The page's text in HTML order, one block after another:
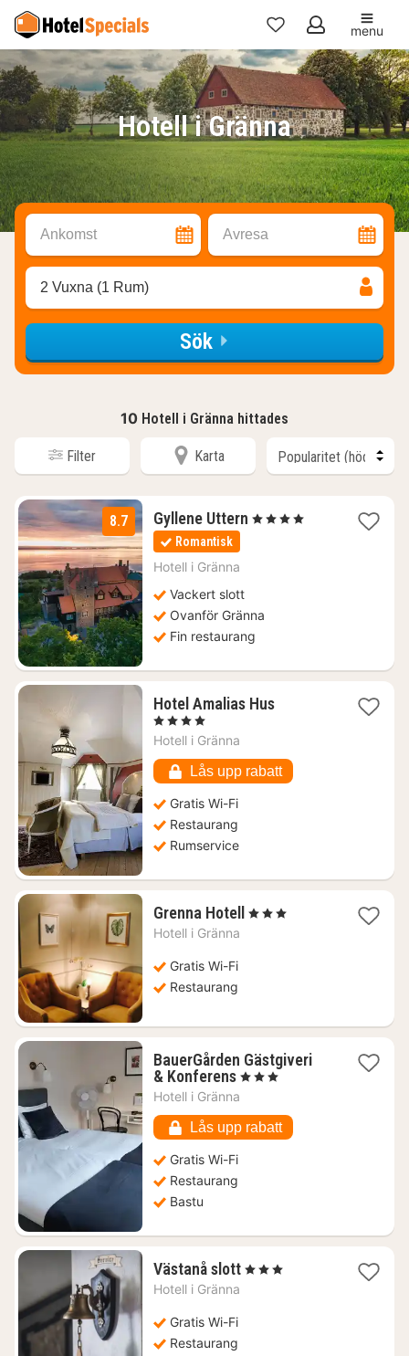
Mina
favoriter
menu
Hotell i Gränna
Ankomst Avresa
2 Vuxna (1 Rum)
Sök
10 Hotell i Gränna hittades
Filter Karta
8.7 Gyllene Uttern 1
, 4 Stjärnor
Romantisk
Hotell i Gränna
Vackert slott
Ovanför Gränna
Fin restaurang
Hotel Amalias Hus1
kr.
, 4 Stjärnor
Hotell i Gränna
Lås upp rabatt
Gratis Wi-Fi
Restaurang
Rumservice
Grenna Hotell 1
, 3 Stjärnor
Hotell i Gränna
Gratis Wi-Fi
Restaurang
BauerGården Gästgiveri
& Konferens1
natt
1074
kr.
, 3 Stjärnor
Hotell i Gränna
Lås upp rabatt
Gratis Wi-Fi
Restaurang
Bastu
Västanå slott1
, 3 Stjärnor
Hotell i Gränna
Gratis Wi-Fi
Restaurang